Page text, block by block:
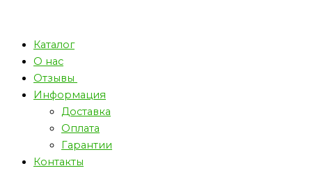
Каталог
О нас
Отзывы
Информация
Доставка
Оплата
Гарантии
Контакты